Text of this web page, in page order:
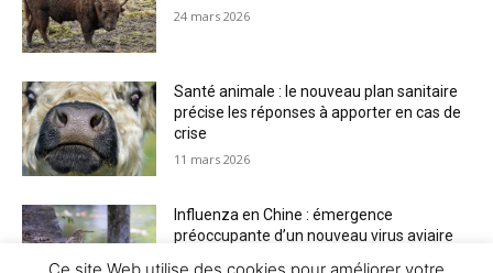
24 mars 2026
Santé animale : le nouveau plan sanitaire
précise les réponses à apporter en cas de
crise
11 mars 2026
Influenza en Chine : émergence
préoccupante d’un nouveau virus aviaire